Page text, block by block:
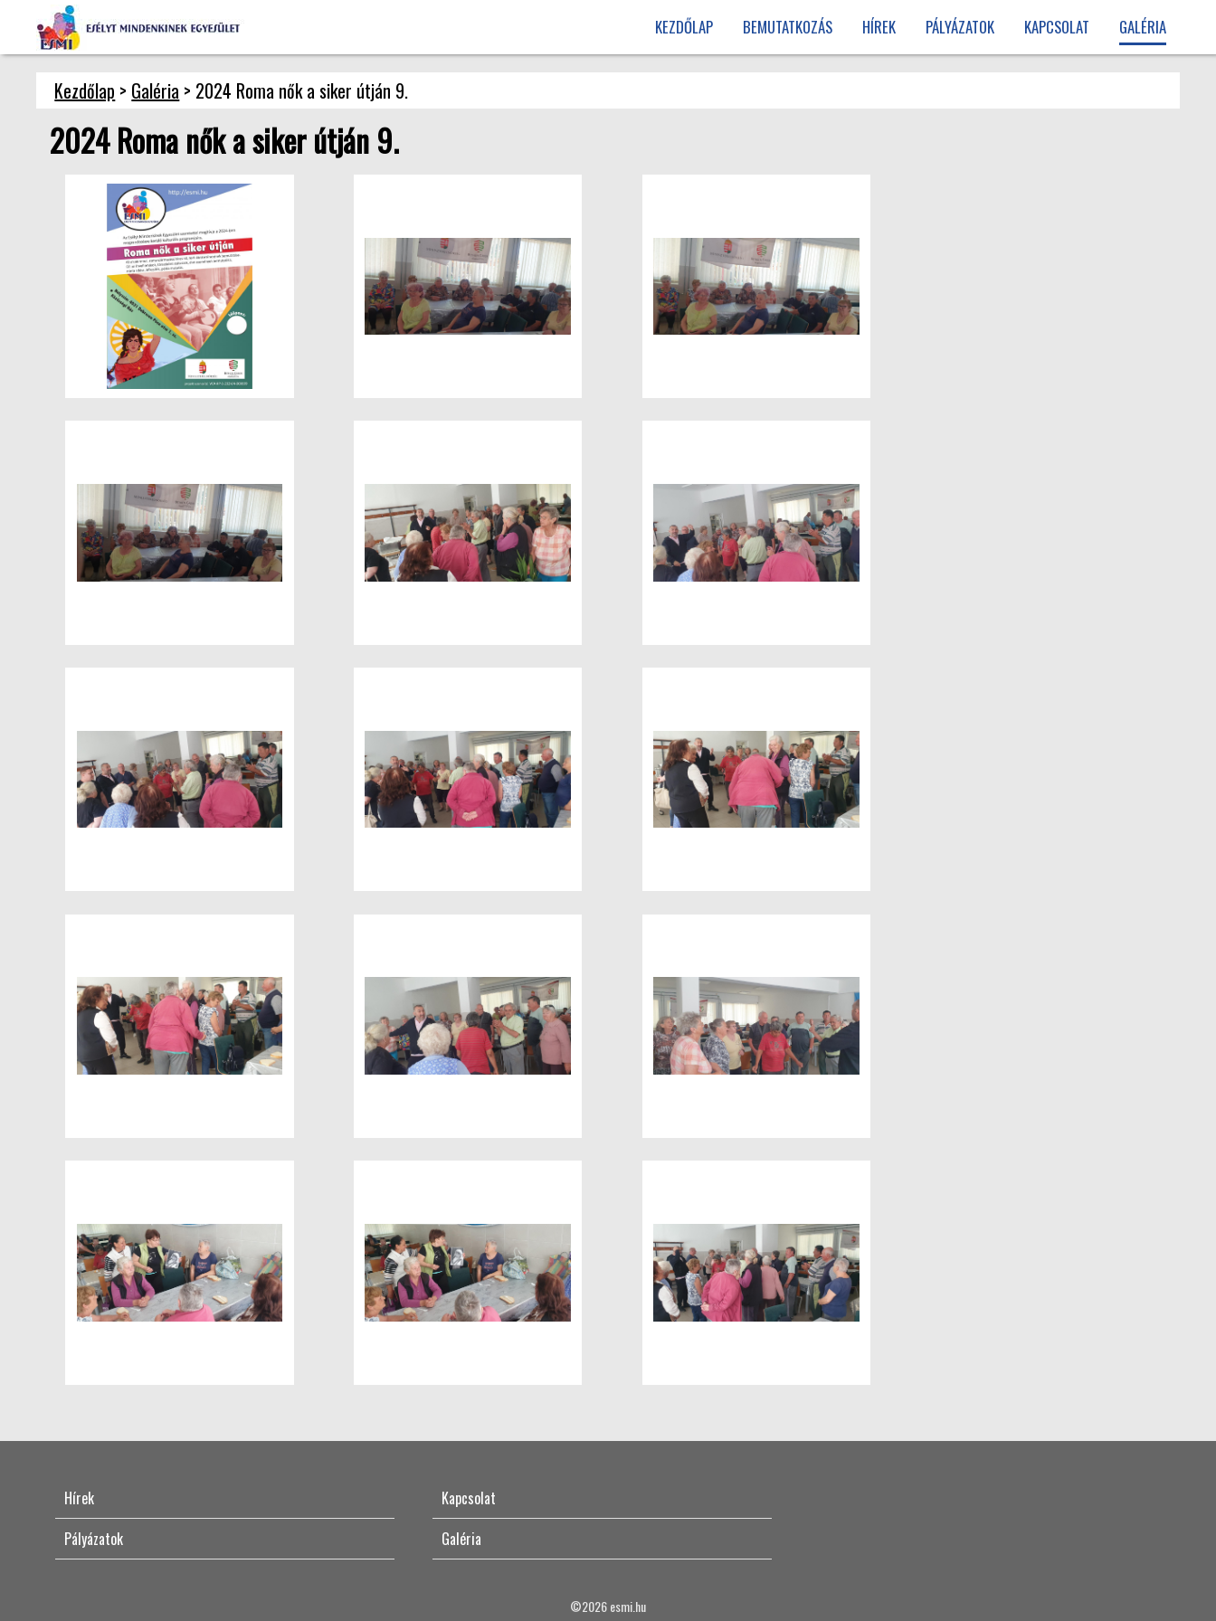
KEZDŐLAP BEMUTATKOZÁS HÍREK PÁLYÁZATOK KAPCSOLAT GALÉRIA
Kezdőlap > Galéria > 2024 Roma nők a siker útján 9.
2024 Roma nők a siker útján 9.
Hírek
Pályázatok
Kapcsolat
Galéria
©2026 esmi.hu